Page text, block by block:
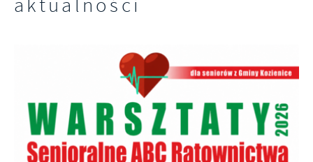
aktualności